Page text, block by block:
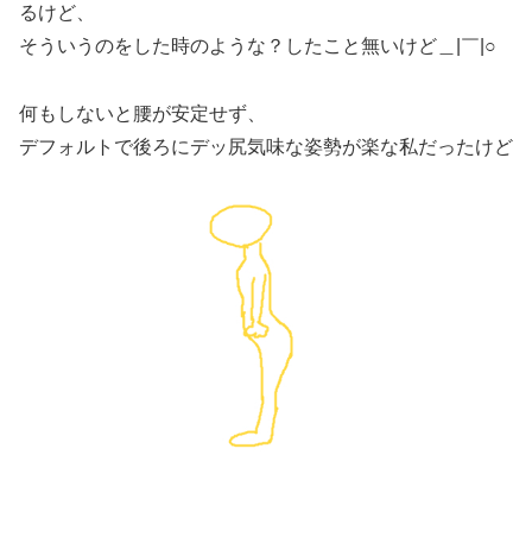
るけど、
そういうのをした時のような？したこと無いけど＿|￣|○
何もしないと腰が安定せず、
デフォルトで後ろにデッ尻気味な姿勢が楽な私だったけど